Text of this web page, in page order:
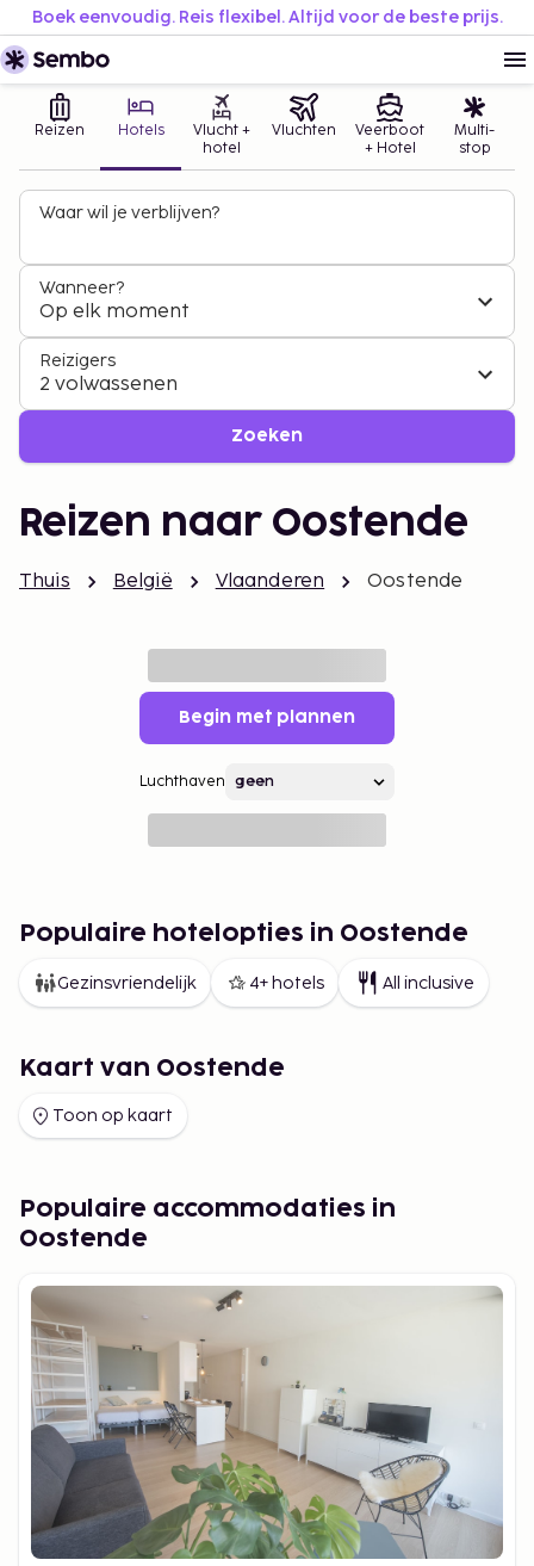
Boek eenvoudig. Reis flexibel. Altijd voor de beste prijs.
Reizen Hotels
Vlucht +
hotel
Vluchten
Veerboot
+ Hotel
Multi-
stop
Waar wil je verblijven?
Wanneer?
Op elk moment
Reizigers
2 volwassenen
Zoeken
Reizen naar Oostende
Thuis België Vlaanderen Oostende
Begin met plannen
Luchthaven
Populaire hotelopties in Oostende
Gezinsvriendelijk 4+ hotels All inclusive
Kaart van Oostende
Toon op kaart
Populaire accommodaties in
Oostende